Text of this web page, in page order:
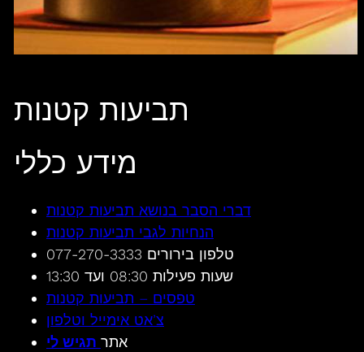
תביעות קטנות
מידע כללי
דברי הסבר בנושא תביעות קטנות
הנחיות לגבי תביעות קטנות
טלפון בירורים 077-270-3333
שעות פעילות 08:30 ועד 13:30
טפסים – תביעות קטנות
צ’אט אימייל וטלפון
אתר תגיש לי